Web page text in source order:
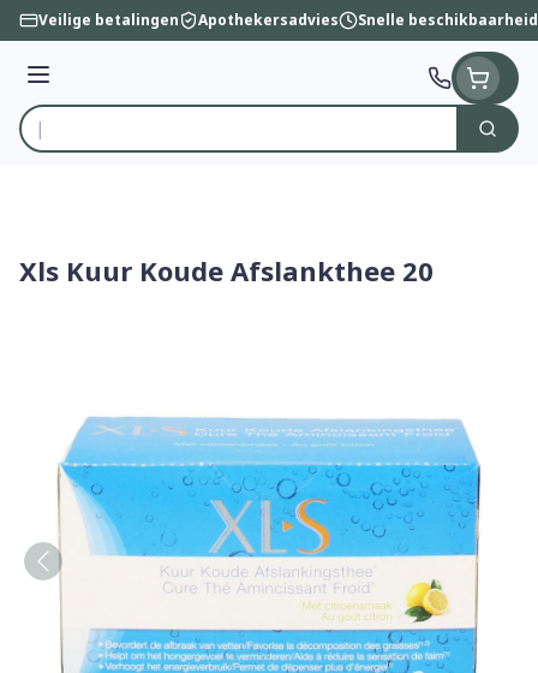
Ga naar de inhoud
Veilige betalingen Apothekersadvies Snelle beschikbaarheid
Menu
Product, merk, categorie...
Zoek
Xls Kuur Koude Afslankthee 20